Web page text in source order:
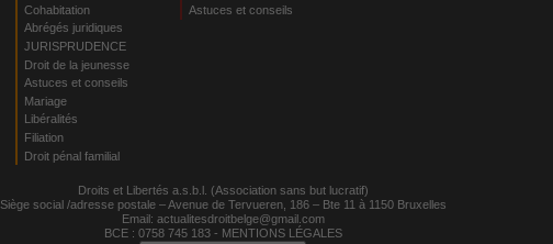
Cohabitation
Abrégés juridiques
JURISPRUDENCE
Droit de la jeunesse
Astuces et conseils
Mariage
Libéralités
Filiation
Droit pénal familial
Astuces et conseils
Droits et Libertés a.s.b.l. (Association sans but lucratif)
Siège social /adresse postale – Avenue de Tervueren, 186 – Bte 11 à 1150 Bruxelles
Email: actualitesdroitbelge@gmail.com
BCE : 0758 745 183 - MENTIONS LÉGALES